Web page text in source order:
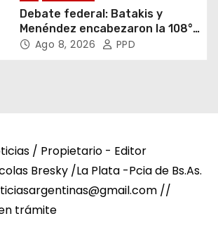
Debate federal: Batakis y
Menéndez encabezaron la 108°
Asamblea del CNV
Ago 8, 2026 PPD
/ Propietario - Editor
Bresky /La Plata -Pcia de Bs.As.
//
trámite